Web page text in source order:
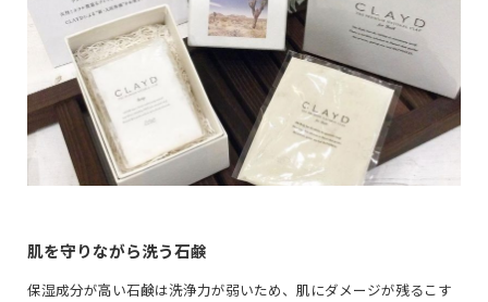
肌を守りながら洗う石鹸
保湿成分が高い石鹸は洗浄力が弱いため、肌にダメージが残るこす